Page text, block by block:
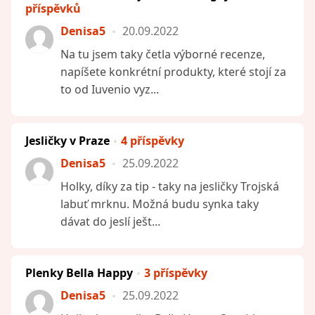
příspěvků
Denisa5
20.09.2022
Na tu jsem taky četla výborné recenze,
napíšete konkrétní produkty, které stojí za
to od Iuvenio vyz...
Jesličky v Praze
4 příspěvky
Denisa5
25.09.2022
Holky, díky za tip - taky na jesličky Trojská
labuť mrknu. Možná budu synka taky
dávat do jeslí ješt...
Plenky Bella Happy
3 příspěvky
Denisa5
25.09.2022